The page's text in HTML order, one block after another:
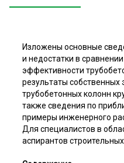
Изложены основные
и недостатки в
эффективности
результаты
трубобетонных колонн
также сведения по
примеры инженерного
Для специалистов в
аспирантов